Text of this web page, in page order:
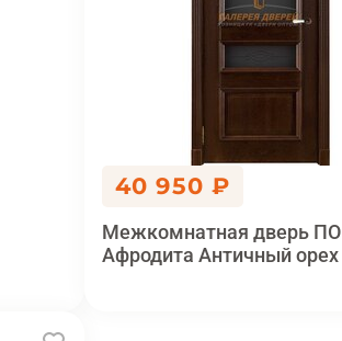
40 950 ₽
Межкомнатная дверь ПО
Афродита Античный орех